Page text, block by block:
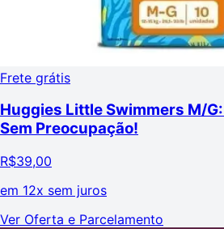
Frete grátis
Huggies Little Swimmers M/
Sem Preocupação!
R$39,00
em 12x sem juros
Ver Oferta e Parcelamento